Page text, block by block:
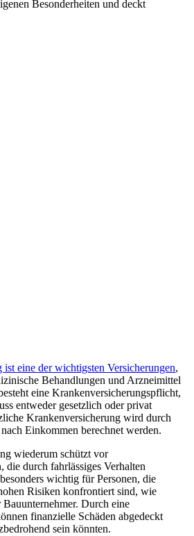
Besonderheiten und deckt
eine der wichtigsten Versicherungen,
Behandlungen und Arzneimittel
eine Krankenversicherungspflicht,
entweder gesetzlich oder privat
Krankenversicherung wird durch
Einkommen berechnet werden.
wiederum schützt vor
die durch fahrlässiges Verhalten
wichtig für Personen, die
Risiken konfrontiert sind, wie
Durch eine
finanzielle Schäden abgedeckt
sein könnten.